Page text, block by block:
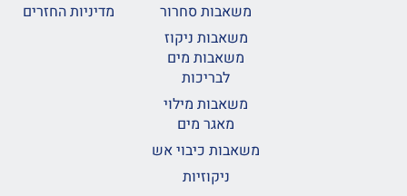
משאבות סחרור
משאבות ניקוז
משאבות מים
לבריכות
משאבות מילוי
מאגר מים
משאבות כיבוי אש
ניקוזיות
מדיניות החזרים